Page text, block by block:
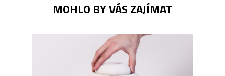
MOHLO BY VÁS ZAJÍMAT